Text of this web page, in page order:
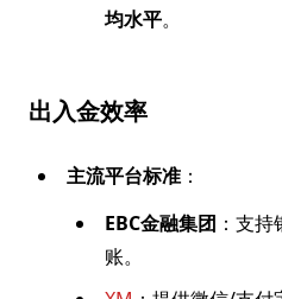
均水平。
出入金效率
主流平台标准 ：
EBC金融集团 ：支
账。